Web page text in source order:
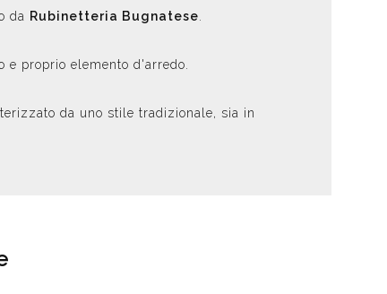
da Rubinetteria Bugnatese
proprio elemento d'arredo.
da uno stile tradizionale, sia in